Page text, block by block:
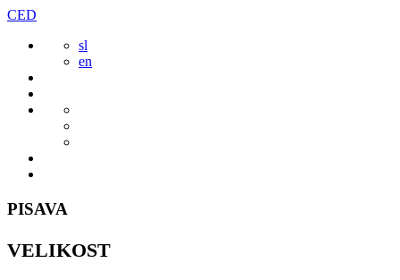
Preskoči
vsebine
CED
sl
en
PISAVA
VELIKOST